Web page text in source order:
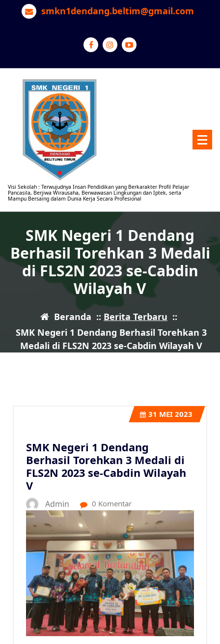
Lewati
smkn1dendang.beltim@gmail.com
Visi Sekolah : Terwujudnya Insan Pendidikan yang Berkarakter Profil Pelajar
Pancasila, Berjiwa Wirausaha, Berwawasan Lingkungan dan Iptek, serta
Mampu Bersaing dalam Dunia Kerja Secara Profesional
SMK Negeri 1 Dendang
Berhasil Torehkan 3 Medali
di FLS2N 2023 se-Cabdin
Wilayah V
Beranda :: Berita Terbaru ::
SMK Negeri 1 Dendang Berhasil Torehkan 3
Medali di FLS2N 2023 se-Cabdin Wilayah V
SMK Negeri 1 Dendang
Berhasil Torehkan 3 Medali di
FLS2N 2023 se-Cabdin Wilayah
V
31 MEI 2023
Admin 0 Komentar